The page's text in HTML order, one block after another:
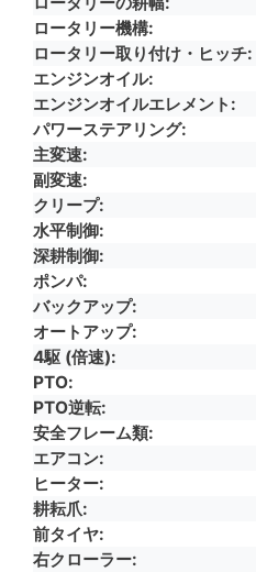
ロータリー機構
ロータリー取り付け・ヒッチ
エンジンオイル
エンジンオイルエレメント
パワーステアリング
主変速
副変速
クリープ
水平制御
深耕制御
ポンパ
バックアップ
オートアップ
4駆 (倍速)
PTO
PTO逆転
安全フレーム類
エアコン
ヒーター
耕耘爪
前タイヤ
右クローラー